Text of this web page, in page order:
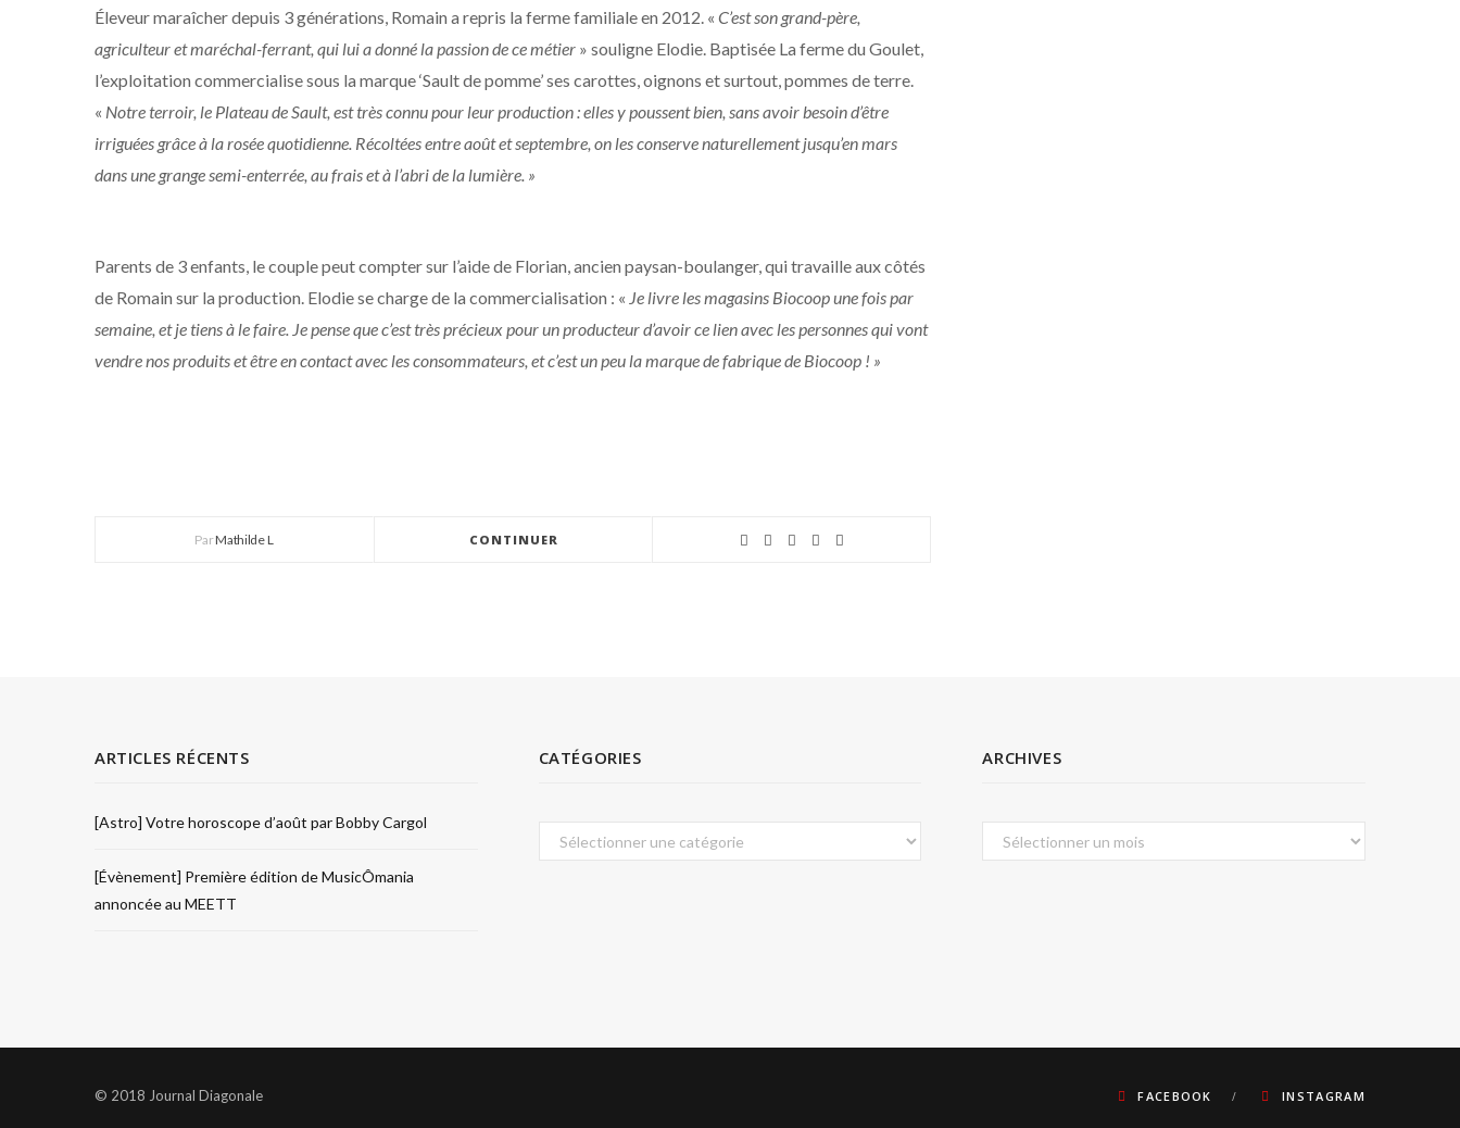
Éleveur maraîcher depuis 3 générations, Romain a repris la ferme familiale en 2012. « C’est son grand-père,
agriculteur et maréchal-ferrant, qui lui a donné la passion de ce métier » souligne Elodie. Baptisée La ferme du Goulet,
l’exploitation commercialise sous la marque ‘Sault de pomme’ ses carottes, oignons et surtout, pommes de terre.
« Notre terroir, le Plateau de Sault, est très connu pour leur production : elles y poussent bien, sans avoir besoin d’être
irriguées grâce à la rosée quotidienne. Récoltées entre août et septembre, on les conserve naturellement jusqu’en mars
dans une grange semi-enterrée, au frais et à l’abri de la lumière. »
Parents de 3 enfants, le couple peut compter sur l’aide de Florian, ancien paysan-boulanger, qui travaille aux côtés
de Romain sur la production. Elodie se charge de la commercialisation : « Je livre les magasins Biocoop une fois par
semaine, et je tiens à le faire. Je pense que c’est très précieux pour un producteur d’avoir ce lien avec les personnes qui vont
vendre nos produits et être en contact avec les consommateurs, et c’est un peu la marque de fabrique de Biocoop ! »
ParMathilde L CONTINUER
ARTICLES RÉCENTS
[Astro] Votre horoscope d’août par Bobby Cargol
[Évènement] Première édition de MusicÔmania
annoncée au MEETT
CATÉGORIES
Catégories
ARCHIVES
Archives
© 2018 Journal Diagonale FACEBOOK INSTAGRAM